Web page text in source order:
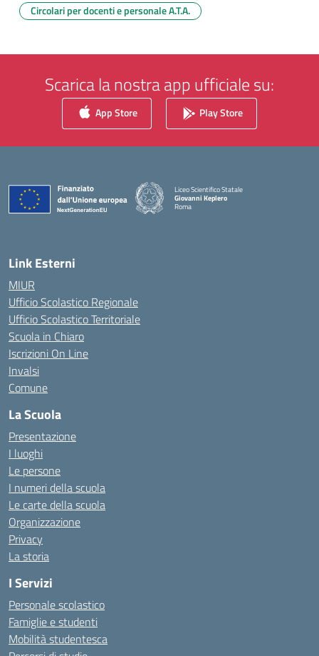
Circolari per docenti e personale A.T.A.
Scarica la nostra app ufficiale su:
App Store Play Store
Liceo Scientifico Statale
Giovanni Keplero
Roma
Link Esterni
MIUR
Ufficio Scolastico Regionale
Ufficio Scolastico Territoriale
Scuola in Chiaro
Iscrizioni On Line
Invalsi
Comune
La Scuola
Presentazione
I luoghi
Le persone
I numeri della scuola
Le carte della scuola
Organizzazione
Privacy
La storia
I Servizi
Personale scolastico
Famiglie e studenti
Mobilità studentesca